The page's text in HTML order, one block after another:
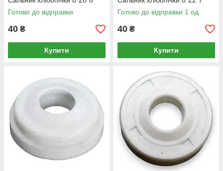
Готово до відправки
40 ₴
Купити
Готово до відправки 1 од.
40 ₴
Купити